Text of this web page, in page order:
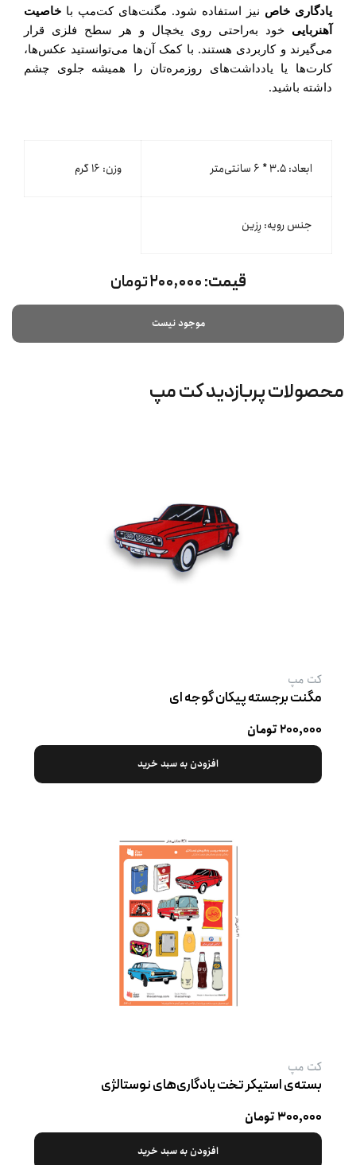
یادگاری خاص نیز استفاده شود. مگنت‌های کت‌مپ با خاصیت
آهنربایی خود به‌راحتی روی یخچال و هر سطح فلزی قرار
می‌گیرند و کاربردی هستند. با کمک آن‌ها می‌توانستید عکس‌ها،
کارت‌ها یا یادداشت‌های روزمره‌تان را همیشه جلوی چشم
داشته باشید.
ابعاد: ۳.۵ * ۶ سانتی‌متر وزن: ۱۶ گرم
جنس رویه: رِزین
قیمت:۲۰۰,۰۰۰ تومان
موجود نیست
محصولات پربازدید کت‌ مپ
کت‌ مپ
مگنت برجسته پیکان گوجه ‌ای
۲۰۰,۰۰۰ تومان
افزودن به سبد خرید
کت‌ مپ
بسته‌ی استیکر تخت یادگاری‌های نوستالژی
۳۰۰,۰۰۰ تومان
افزودن به سبد خرید